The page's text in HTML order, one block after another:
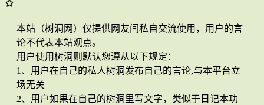
本站（树洞网）仅提供网友间私自交流使用，用户的言
论不代表本站观点。
用户使用树洞则默认您遵从以下规定：
1、用户在自己的私人树洞发布自己的言论,与本平台立
场无关
2、用户如果在自己的树洞里写文字，类似于日记本功